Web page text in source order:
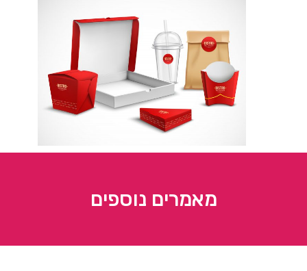
מאמרים נוספים